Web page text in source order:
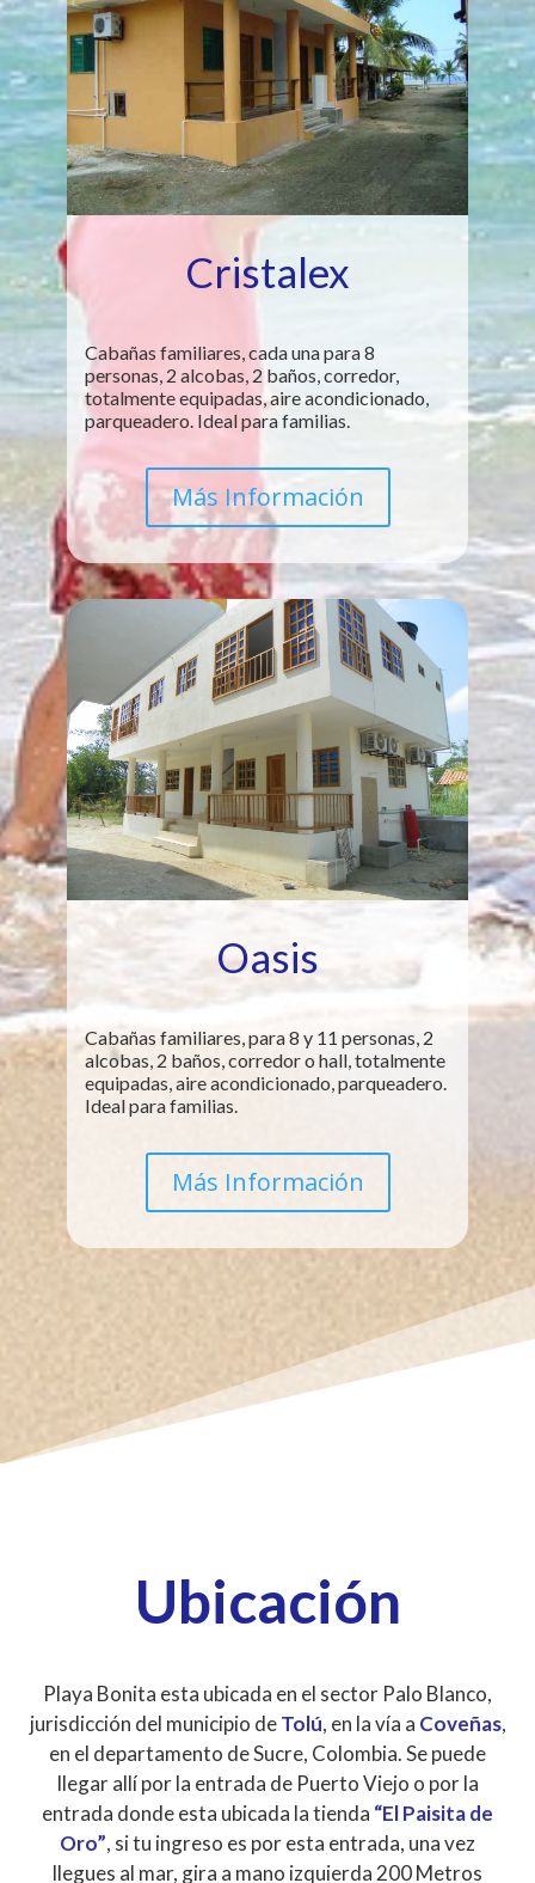
Cristalex
Cabañas familiares, cada una para 8
personas, 2 alcobas, 2 baños, corredor,
totalmente equipadas, aire acondicionado,
parqueadero. Ideal para familias.
Más Información
Oasis
Cabañas familiares, para 8 y 11 personas, 2
alcobas, 2 baños, corredor o hall, totalmente
equipadas, aire acondicionado, parqueadero.
Ideal para familias.
Más Información
Ubicación
Playa Bonita esta ubicada en el sector Palo Blanco,
jurisdicción del municipio deTolú, en la vía a Coveñas,
en el departamento de Sucre, Colombia. Se puede
llegar allí por la entrada de Puerto Viejo o por la
entrada donde esta ubicada la tienda “El Paisita de
Oro”, si tu ingreso es por esta entrada, una vez
llegues al mar, gira a mano izquierda 200 Metros